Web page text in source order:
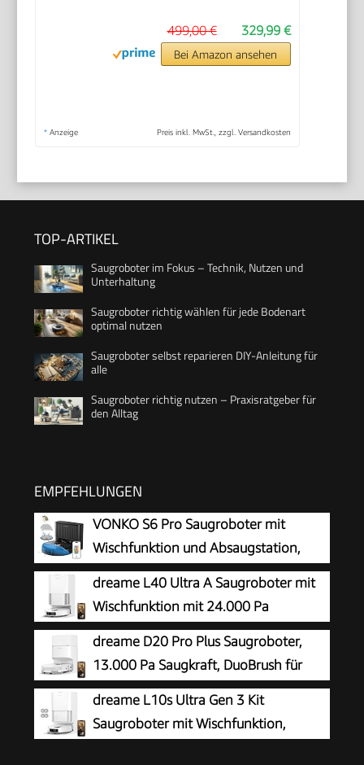
329,99 €
499,00 €
Bei Amazon ansehen
* Anzeige Preis inkl. MwSt., zzgl. Versandkosten
TOP-ARTIKEL
Saugroboter im Fokus – Technik, Nutzen und
Unterhaltung
Saugroboter richtig wählen für jede Bodenart
optimal nutzen
Saugroboter selbst reparieren DIY-Anleitung für
alle
Saugroboter richtig nutzen – Praxisratgeber für
den Alltag
EMPFEHLUNGEN
VONKO S6 Pro Saugroboter mit
Wischfunktion und Absaugstation,
8000Pa Saugkraft,LiDAR 2.0 Laser
Navigation,180
Min.Laufzeit,Teppicherkennung,App/Alexa,Ideal
für Tierhaare, Hartböden,Schwarz
dreame L40 Ultra A Saugroboter mit
Wischfunktion mit 24.000 Pa
Saugkraft
dreame D20 Pro Plus Saugroboter,
13.000 Pa Saugkraft, DuoBrush für
Tierhaare, Eckenrein, Selbstentl,
Hindernisverm. m. LDS-Navigation & Laser,
saugt und wischt, Hartböden & Teppiche, 5.200
dreame L10s Ultra Gen 3 Kit
Saugroboter mit Wischfunktion,